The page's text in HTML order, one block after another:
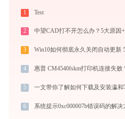
1 Test
2 中望CAD打不开怎么办？5大原因
3
4 惠普 CM4540fskm打印机连接失
5
6 系统提示0xc000007b错误码的解决